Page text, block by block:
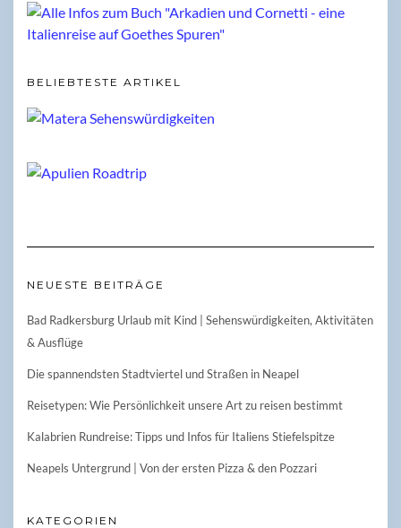
BELIEBTESTE ARTIKEL
NEUESTE BEITRÄGE
Bad Radkersburg Urlaub mit Kind | Sehenswürdigkeiten, Aktivitäten
& Ausflüge
Die spannendsten Stadtviertel und Straßen in Neapel
Reisetypen: Wie Persönlichkeit unsere Art zu reisen bestimmt
Kalabrien Rundreise: Tipps und Infos für Italiens Stiefelspitze
Neapels Untergrund | Von der ersten Pizza & den Pozzari
KATEGORIEN